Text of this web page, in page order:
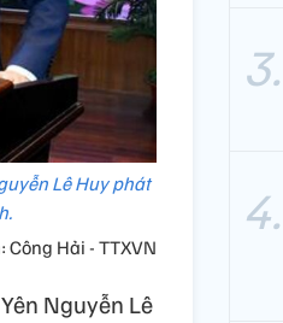
Lê Huy phát
Công Hải - TTXVN
Nguyễn Lê